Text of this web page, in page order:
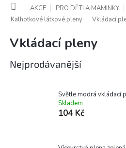
Domů AKCE PRO DĚTI A MAMINKY
Kalhotkové látkové pleny
Vkládací
Vkládací pleny
Nejprodávanější
Světle modrá vkládací
Skladem
104 Kč